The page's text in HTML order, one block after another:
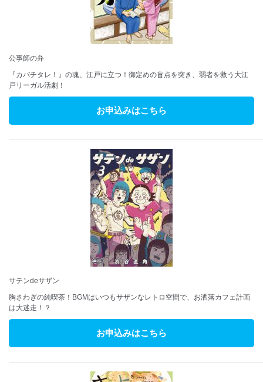
公事師の弁
『カバチタレ！』の魂、江戸に立つ！御定めの盲点を突き、弱者を救う大江
戸リーガル活劇！
お申込みはこちら
サテンdeサザン
胸さわぎの純喫茶！BGMはいつもサザンなレトロ空間で、お洒落カフェ計画
は大迷走！？
お申込みはこちら